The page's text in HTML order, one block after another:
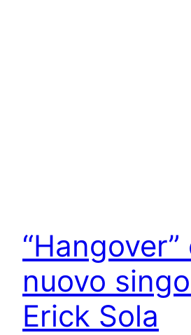
“Hangover”
nuovo
Erick Sola